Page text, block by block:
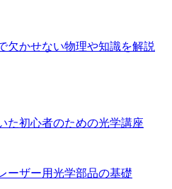
欠かせない物理や知識を解説
た初心者のための光学講座
ーザー用光学部品の基礎